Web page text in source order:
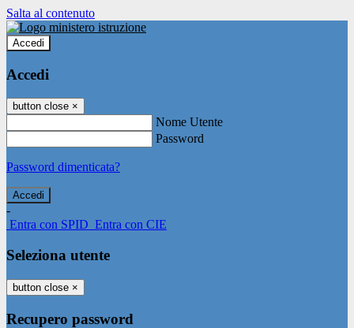
Salta al contenuto
Accedi
Accedi
button close ×
Nome Utente
Password
Password dimenticata?
-
Entra con SPID Entra con CIE
Seleziona utente
button close ×
Recupero password